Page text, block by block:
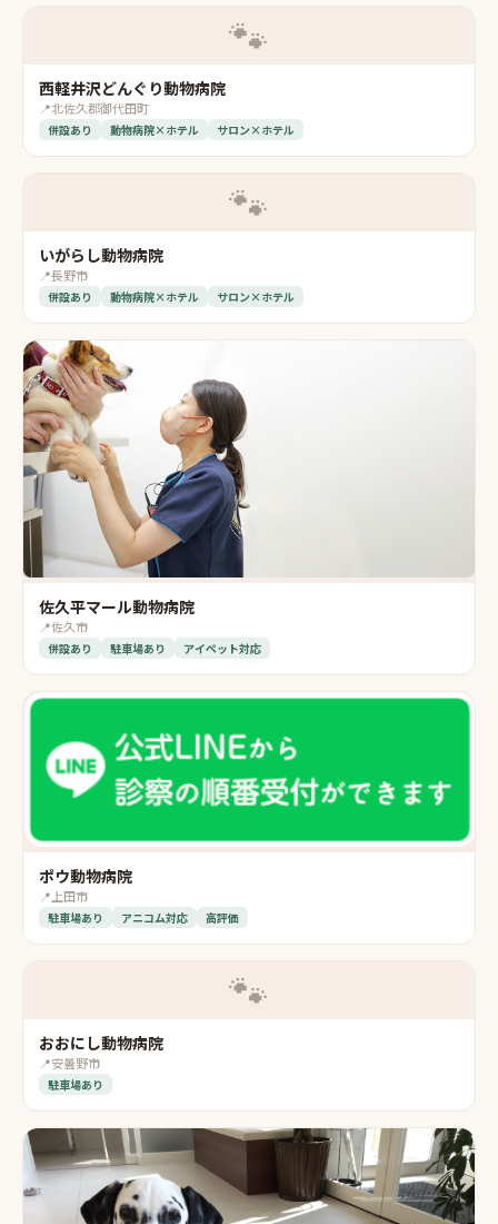
🐾
西軽井沢どんぐり動物病院
📍北佐久郡御代田町
併設あり 動物病院×ホテル サロン×ホテル
🐾
いがらし動物病院
📍長野市
併設あり 動物病院×ホテル サロン×ホテル
佐久平マール動物病院
📍佐久市
併設あり 駐車場あり アイペット対応
ポウ動物病院
📍 上田市
駐車場あり アニコム対応 高評価
🐾
おおにし動物病院
📍安曇野市
駐車場あり